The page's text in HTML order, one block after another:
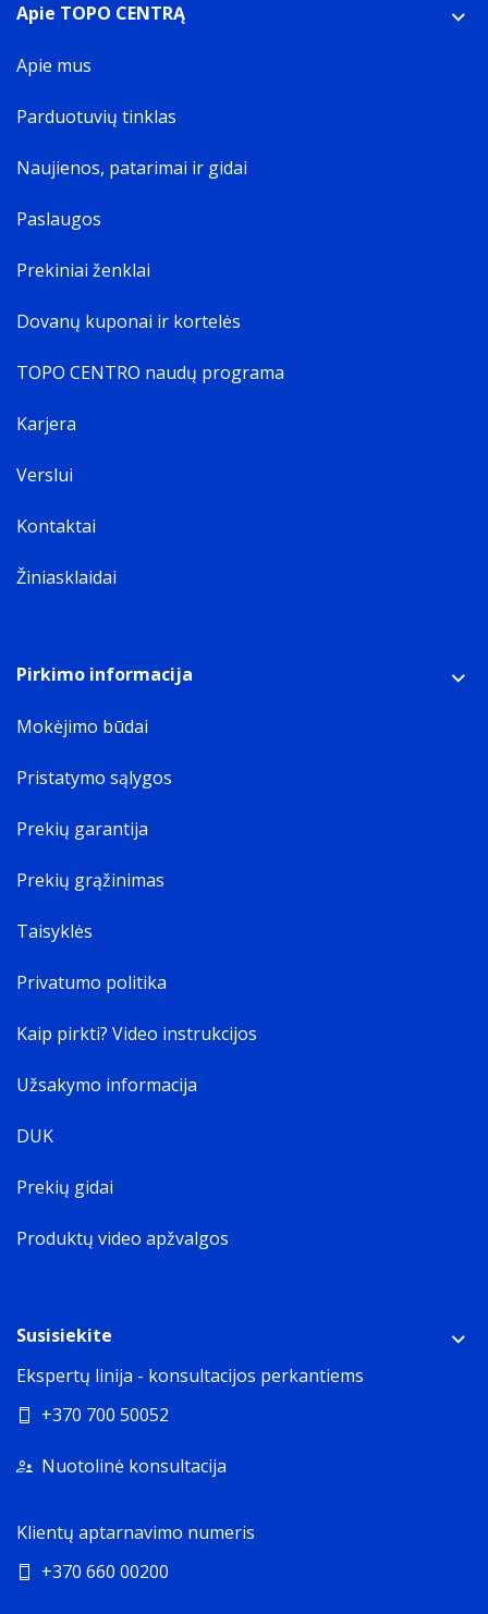
Apie TOPO CENTRĄ
Apie mus
Parduotuvių tinklas
Naujienos, patarimai ir gidai
Paslaugos
Prekiniai ženklai
Dovanų kuponai ir kortelės
TOPO CENTRO naudų programa
Karjera
Verslui
Kontaktai
Žiniasklaidai
Pirkimo informacija
Mokėjimo būdai
Pristatymo sąlygos
Prekių garantija
Prekių grąžinimas
Taisyklės
Privatumo politika
Kaip pirkti? Video instrukcijos
Užsakymo informacija
DUK
Prekių gidai
Produktų video apžvalgos
Susisiekite
Ekspertų linija - konsultacijos perkantiems
+370 700 50052
Nuotolinė konsultacija
Klientų aptarnavimo numeris
+370 660 00200